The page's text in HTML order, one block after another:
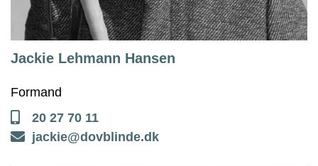
Jackie Lehmann Hansen
Formand
20 27 70 11
jackie@dovblinde.dk